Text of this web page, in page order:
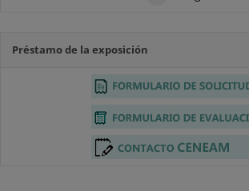
Préstamo de la exposición